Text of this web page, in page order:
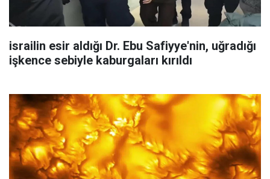
israilin esir aldığı Dr. Ebu Safiyye'nin, uğradığı
işkence sebiyle kaburgaları kırıldı